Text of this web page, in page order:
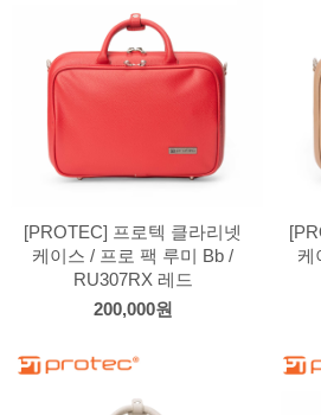
[PROTEC] 프로텍 클라리넷
케이스 / 프로 팩 루미 Bb /
RU307RX 레드
200,000원
케